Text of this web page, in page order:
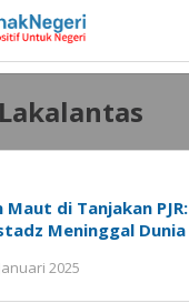
Lakalantas
Maut di Tanjakan PJR:
Meninggal Dunia
2025